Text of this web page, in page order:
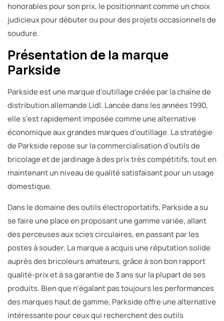
honorables pour son prix, le positionnant comme un choix
judicieux pour débuter ou pour des projets occasionnels de
soudure.
Présentation de la marque
Parkside
Parkside est une marque d’outillage créée par la chaîne de
distribution allemande Lidl. Lancée dans les années 1990,
elle s’est rapidement imposée comme une alternative
économique aux grandes marques d’outillage. La stratégie
de Parkside repose sur la commercialisation d’outils de
bricolage et de jardinage à des prix très compétitifs, tout en
maintenant un niveau de qualité satisfaisant pour un usage
domestique.
Dans le domaine des outils électroportatifs, Parkside a su
se faire une place en proposant une gamme variée, allant
des perceuses aux scies circulaires, en passant par les
postes à souder. La marque a acquis une réputation solide
auprès des bricoleurs amateurs, grâce à son bon rapport
qualité-prix et à sa garantie de 3 ans sur la plupart de ses
produits. Bien que n’égalant pas toujours les performances
des marques haut de gamme, Parkside offre une alternative
intéressante pour ceux qui recherchent des outils